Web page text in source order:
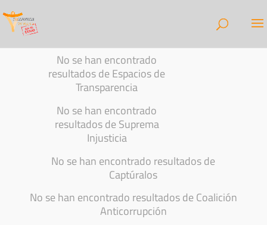
No se han encontrado
resultados de Espacios de
Transparencia
No se han encontrado
resultados de Suprema
Injusticia
No se han encontrado resultados de
Captúralos
No se han encontrado resultados de Coalición
Anticorrupción